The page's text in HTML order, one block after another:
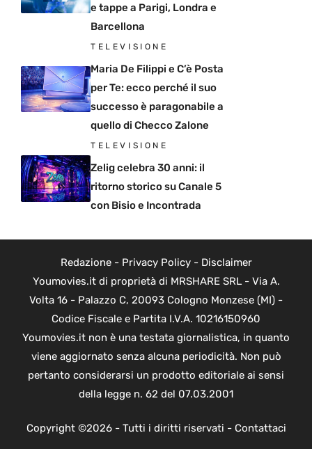
e tappe a Parigi, Londra e
Barcellona
TELEVISIONE
Maria De Filippi e C’è Posta
per Te: ecco perché il suo
successo è paragonabile a
quello di Checco Zalone
TELEVISIONE
Zelig celebra 30 anni: il
ritorno storico su Canale 5
con Bisio e Incontrada
Redazione- Privacy Policy- Disclaimer
Youmovies.it di proprietà di MRSHARE SRL - Via A.
Volta 16 - Palazzo C, 20093 Cologno Monzese (MI) -
Codice Fiscale e Partita I.V.A. 10216150960
Youmovies.it non è una testata giornalistica, in quanto
viene aggiornato senza alcuna periodicità. Non può
pertanto considerarsi un prodotto editoriale ai sensi
della legge n. 62 del 07.03.2001
Copyright ©2026 - Tutti i diritti riservati - Contattaci